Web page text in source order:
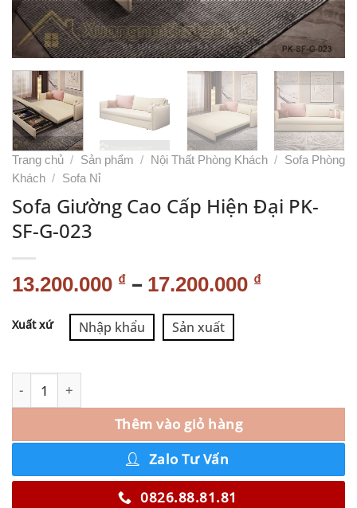
Trang chủ / Sản phẩm / Nội Thất Phòng Khách /
Sofa Phòng
Khách / Sofa Nỉ
Sofa Giường Cao Cấp Hiện Đại PK-
SF-G-023
13.200.000 ₫ – 17.200.000 ₫
Xuất xứ Nhập khẩu Sản xuất
Thêm vào giỏ hàng
Alternative:
Zalo Tư Vấn
0826.88.81.81